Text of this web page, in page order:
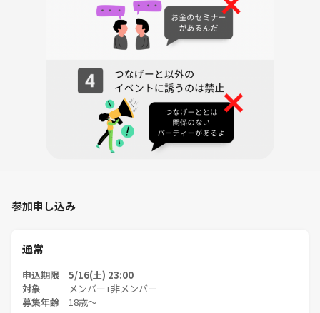
※コスプレ禁止、武器のような長い持ち物のご持参はNGとさせていた
※終了時間は長めに設定していますが、人数によっては早めに終了する
※別途カラオケ利用料金がかかります。現地にてお店様にお支払いくだ
さいませ。(1600円位の予定です)
※終了後、希望者だけで飲み会をしたいと思ってます🍻ご申請後に出欠
確認させてください🙏
------
参加申し込み
通常
申込期限 5/16(土) 23:00
対象 メンバー+非メンバー
募集年齢 18歳〜